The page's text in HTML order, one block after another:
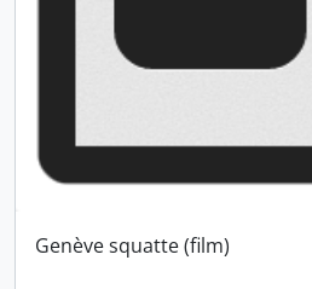
Genève squatte (film)